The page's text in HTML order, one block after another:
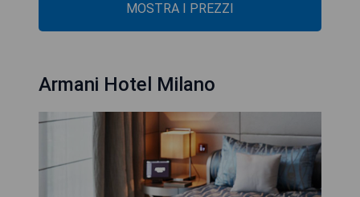
MOSTRA I PREZZI
Armani Hotel Milano